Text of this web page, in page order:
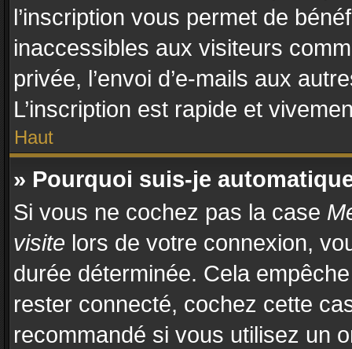
l’inscription vous permet de
inaccessibles aux visiteurs
privée, l’envoi d’e-mails aux
L’inscription est rapide et
Haut
» Pourquoi suis-je
Si vous ne cochez pas la case
visite lors de votre connexion,
durée déterminée. Cela
rester connecté, cochez cette
recommandé si vous utilisez un